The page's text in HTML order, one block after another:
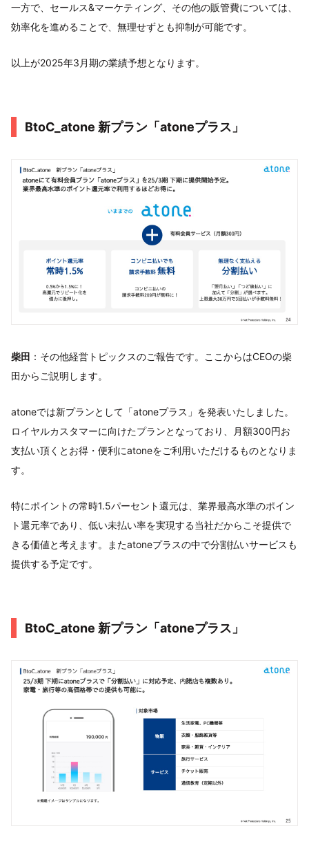
一方で、セールス&マーケティング、その他の販管費については、
効率化を進めることで、無理せずとも抑制が可能です。
以上が2025年3月期の業績予想となります。
BtoC_atone 新プラン「atoneプラス」
柴田 ：その他経営トピックスのご報告です。ここからはCEOの柴
田からご説明します。
atoneでは新プランとして「atoneプラス」を発表いたしました。
ロイヤルカスタマーに向けたプランとなっており、月額300円お
支払い頂くとお得・便利にatoneをご利用いただけるものとなりま
す。
特にポイントの常時1.5パーセント還元は、業界最高水準のポイン
ト還元率であり、低い未払い率を実現する当社だからこそ提供で
きる価値と考えます。またatoneプラスの中で分割払いサービスも
提供する予定です。
BtoC_atone 新プラン「atoneプラス」